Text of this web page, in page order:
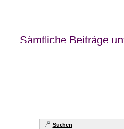
Sämtliche Beiträge
Suchen